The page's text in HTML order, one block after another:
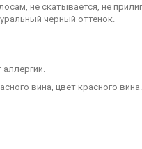
не скатывается, не
черный оттенок.
вина, цвет красного вина.